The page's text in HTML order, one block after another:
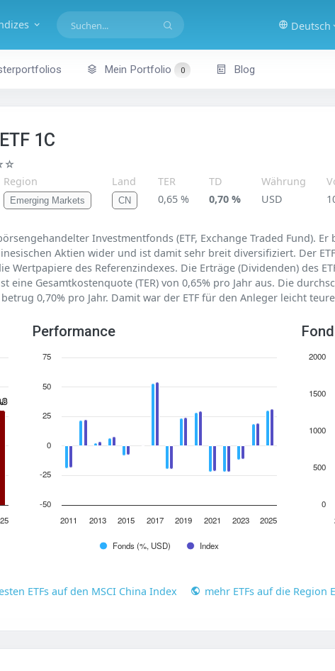
Deutsch
Mein Portfolio 0 Blog
1C
Region
Emerging Markets
Land
CN
TER
0,65 %
TD
0,70 %
Währung
USD
Investmentfonds (ETF, Exchange Traded Fund).
Aktien wider und ist damit sehr breit diversifiziert. Der
Wertpapiere des Referenzindexes. Die Erträge (Dividenden) des
eine Gesamtkostenquote (TER) von 0,65% pro Jahr aus. Die
0,70% pro Jahr. Damit war der ETF für den Anleger leicht
Performance
Fonds (%, USD) Index
2011 2013 2015 2017 2019 2021 2023 2025
-50
-25
0
25
50
75
0
500
1000
1500
2000
ETFs auf den MSCI China Index mehr ETFs auf die Region